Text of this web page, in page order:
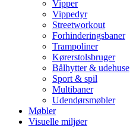
Vipper
Vippedyr
Streetworkout
Forhinderingsbaner
Trampoliner
Kørerstolsbruger
Bålhytter & udehuse
Sport & spil
Multibaner
Udendørsmøbler
Møbler
Visuelle miljøer